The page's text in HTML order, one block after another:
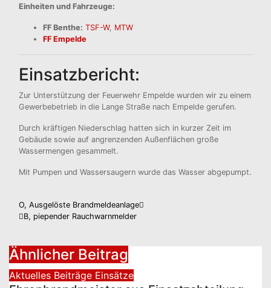
Einheiten und Fahrzeuge:
FF Benthe: TSF-W, MTW
FF Empelde
Einsatzbericht:
Zur Unterstützung der Feuerwehr Empelde wurden wir zu einem
Gewerbebetrieb in die Lange Straße nach Empelde gerufen.
Durch kräftigen Niederschlag hatten sich in kurzer Zeit im
Gebäude sowie auf angrenzenden Außenflächen große
Wassermengen gesammelt.
Mit Pumpen und Wassersaugern wurde das Wasser abgepumpt.
Beitragsnavigation
O, Ausgelöste Brandmeldeanlage
B, piepender Rauchwarnmelder
Ähnlicher Beitrag
Aktuelles Beiträge Einsätze